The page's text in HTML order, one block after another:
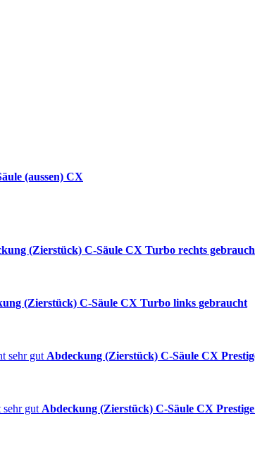
(aussen) CX
(Zierstück) C-Säule CX Turbo rechts
(Zierstück) C-Säule CX Turbo links gebraucht
Abdeckung (Zierstück) C-Säule CX
Abdeckung (Zierstück) C-Säule CX